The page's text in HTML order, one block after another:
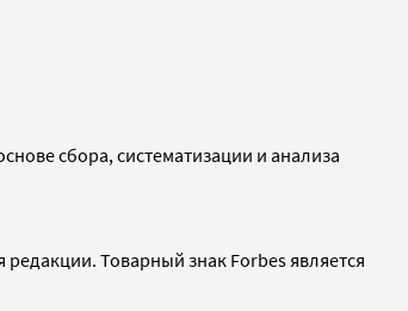
сбора, систематизации и анализа
Товарный знак Forbes является